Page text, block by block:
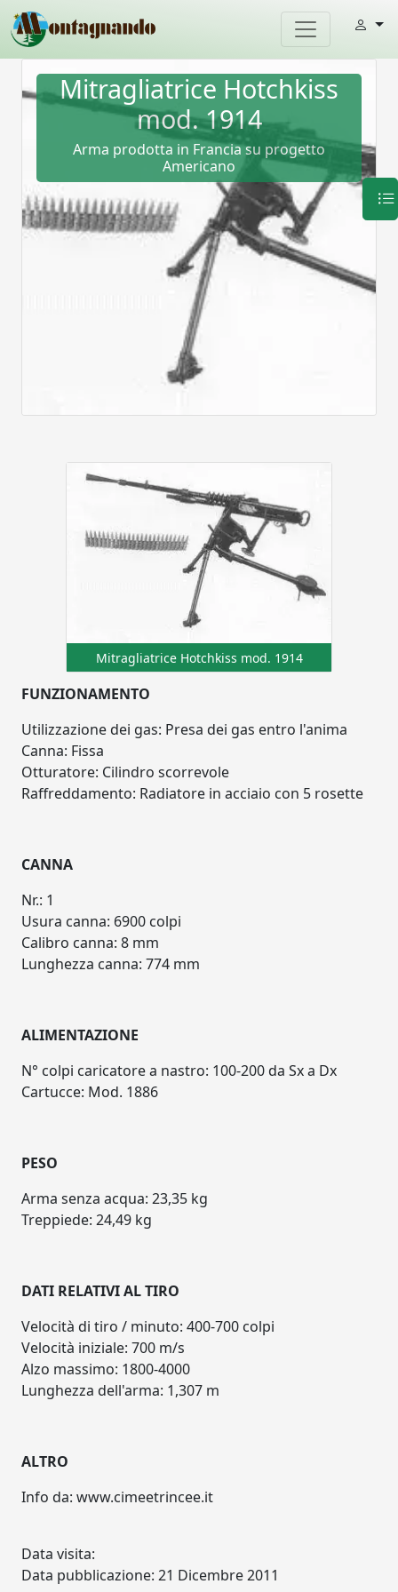
Mitragliatrice Hotchkiss
mod. 1914
Arma prodotta in Francia su progetto
Americano
Mitragliatrice Hotchkiss mod. 1914
FUNZIONAMENTO
Utilizzazione dei gas: Presa dei gas entro l'anima
Canna: Fissa
Otturatore: Cilindro scorrevole
Raffreddamento: Radiatore in acciaio con 5 rosette
CANNA
Nr.: 1
Usura canna: 6900 colpi
Calibro canna: 8 mm
Lunghezza canna: 774 mm
ALIMENTAZIONE
N° colpi caricatore a nastro: 100-200 da Sx a Dx
Cartucce: Mod. 1886
PESO
Arma senza acqua: 23,35 kg
Treppiede: 24,49 kg
DATI RELATIVI AL TIRO
Velocità di tiro / minuto: 400-700 colpi
Velocità iniziale: 700 m/s
Alzo massimo: 1800-4000
Lunghezza dell'arma: 1,307 m
ALTRO
Info da: www.cimeetrincee.it
Data visita:
Data pubblicazione: 21 Dicembre 2011